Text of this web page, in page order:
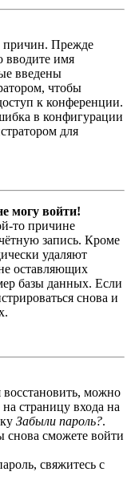
причин. Прежде
вводите имя
введены
чтобы
к конференции.
в конфигурации
для
могу войти!
то причине
запись. Кроме
удаляют
оставляющих
базы данных. Если
снова и
можно
страницу входа на
Забыли пароль?.
снова сможете войти
свяжитесь с